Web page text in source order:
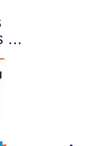
...